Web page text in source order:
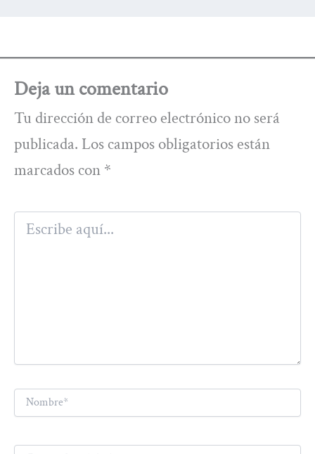
Deja un comentario
Tu dirección de correo electrónico no será
publicada. Los campos obligatorios están
marcados con *
Escribe
aquí...
Nombre*
Correo